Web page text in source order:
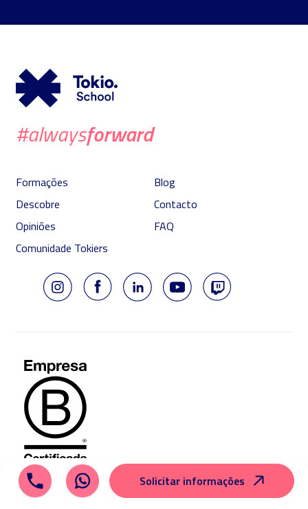
#alwaysforward
Formações
Descobre
Opiniões
Comunidade Tokiers
Blog
Contacto
FAQ
© 2026 Tokio School
Solicitar informações